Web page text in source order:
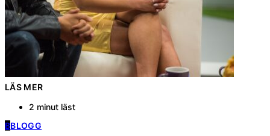
LÄS MER
2 minut läst
BBLOGG